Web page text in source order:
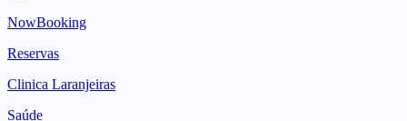
NowBooking
Reservas
Clinica Laranjeiras
Saúde